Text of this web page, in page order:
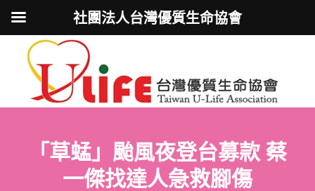
「草蜢」颱風夜登台募款 蔡
一傑找達人急救腳傷
社團法人台灣優質生命協會